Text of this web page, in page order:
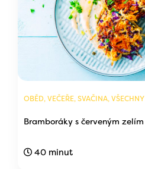
OBĚD, VEČEŘE, SVAČINA, VŠECHNY
Bramboráky s červeným zelím
40 minut